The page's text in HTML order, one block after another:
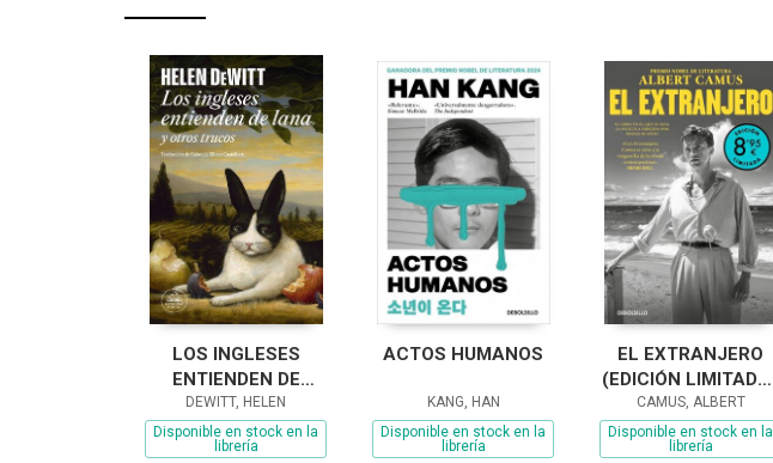
LOS INGLESES
ENTIENDEN DE
LANA (Y OTROS
TRUCOS)
DEWITT, HELEN
Disponible en stock en la
librería
ACTOS HUMANOS
KANG, HAN
Disponible en stock en la
librería
EL EXTRANJERO
(EDICIÓN LIMITADA ·
VERANO)
CAMUS, ALBERT
Disponible en stock en la
librería